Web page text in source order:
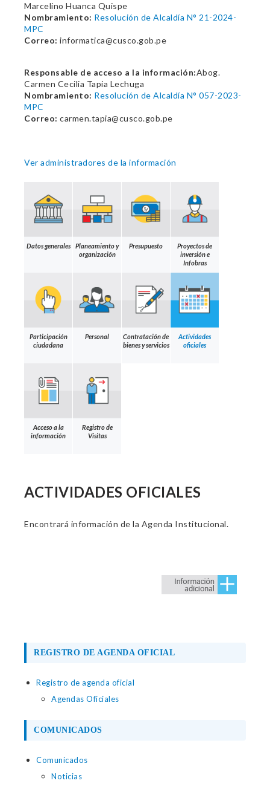
Marcelino Huanca Quispe
Nombramiento: Resolución de Alcaldía N° 21-2024-
MPC
Correo: informatica@cusco.gob.pe
Responsable de acceso a la información:Abog.
Carmen Cecilia Tapia Lechuga
Nombramiento: Resolución de Alcaldía N° 057-2023-
MPC
Correo: carmen.tapia@cusco.gob.pe
Ver administradores de la información
Datos generales
Planeamiento y
organización
Presupuesto
Proyectos de
inversión e
Infobras
Participación
ciudadana
Personal
Contratación de
bienes y servicios
Actividades
oficiales
Acceso a la
información
Registro de
Visitas
ACTIVIDADES OFICIALES
Encontrará información de la Agenda Institucional.
REGISTRO DE AGENDA OFICIAL
Registro de agenda oficial
Agendas Oficiales
COMUNICADOS
Comunicados
Noticias